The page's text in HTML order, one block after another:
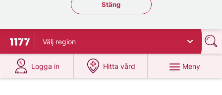
Stäng regionsväljaren
Stäng
Till startsidan för 1177
Välj region
Logga in
på 1177.se
Hitta vård
på 1177.se
Meny